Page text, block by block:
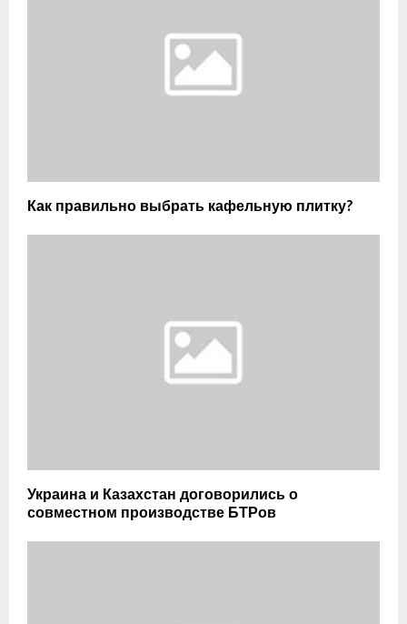
Как правильно выбрать кафельную плитку?
Украина и Казахстан договорились о
совместном производстве БТРов